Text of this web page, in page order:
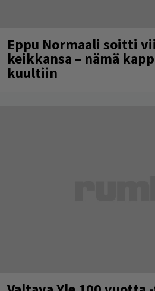
Eppu Normaali soitti
keikkansa – nämä
kuultiin